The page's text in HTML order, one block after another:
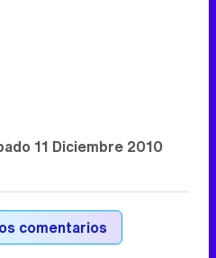
11 Diciembre 2010
comentarios